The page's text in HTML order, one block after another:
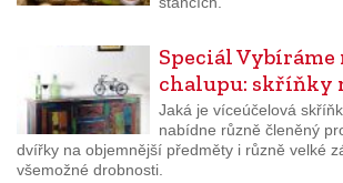
Speciál
chalupu: skříňky
Jaká je víceúčelová
nabídne různě členěný
dvířky na objemnější předměty i různě velké
všemožné drobnosti.